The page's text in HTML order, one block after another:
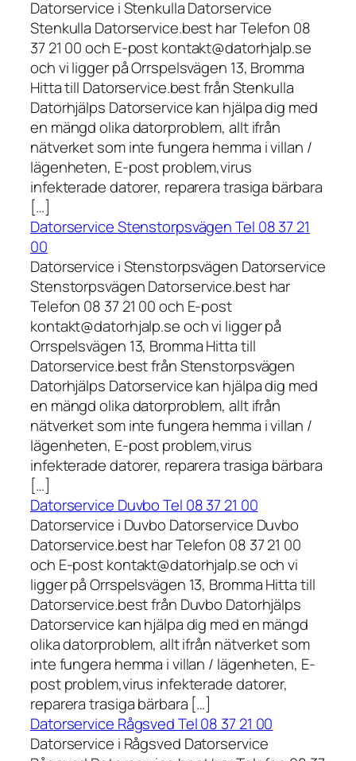
Datorservice i Stenkulla Datorservice
Stenkulla Datorservice.best har Telefon 08
37 21 00 och E-post kontakt@datorhjalp.se
och vi ligger på Orrspelsvägen 13, Bromma
Hitta till Datorservice.best från Stenkulla
Datorhjälps Datorservice kan hjälpa dig med
en mängd olika datorproblem, allt ifrån
nätverket som inte fungera hemma i villan /
lägenheten, E-post problem,virus
infekterade datorer, reparera trasiga bärbara
[…]
Datorservice Stenstorpsvägen Tel 08 37 21
00
Datorservice i Stenstorpsvägen Datorservice
Stenstorpsvägen Datorservice.best har
Telefon 08 37 21 00 och E-post
kontakt@datorhjalp.se och vi ligger på
Orrspelsvägen 13, Bromma Hitta till
Datorservice.best från Stenstorpsvägen
Datorhjälps Datorservice kan hjälpa dig med
en mängd olika datorproblem, allt ifrån
nätverket som inte fungera hemma i villan /
lägenheten, E-post problem,virus
infekterade datorer, reparera trasiga bärbara
[…]
Datorservice Duvbo Tel 08 37 21 00
Datorservice i Duvbo Datorservice Duvbo
Datorservice.best har Telefon 08 37 21 00
och E-post kontakt@datorhjalp.se och vi
ligger på Orrspelsvägen 13, Bromma Hitta till
Datorservice.best från Duvbo Datorhjälps
Datorservice kan hjälpa dig med en mängd
olika datorproblem, allt ifrån nätverket som
inte fungera hemma i villan / lägenheten, E-
post problem,virus infekterade datorer,
reparera trasiga bärbara […]
Datorservice Rågsved Tel 08 37 21 00
Datorservice i Rågsved Datorservice